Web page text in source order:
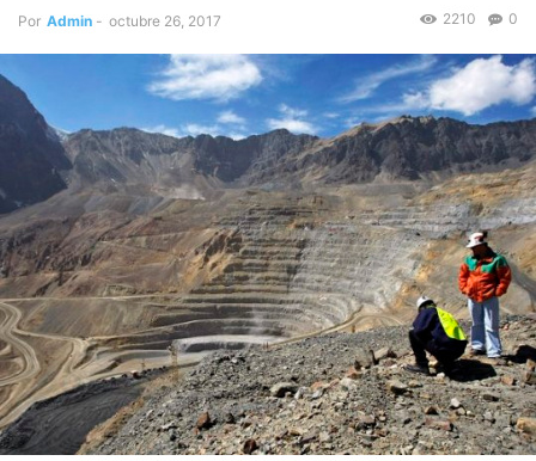
Por Admin - octubre 26, 2017 0
2210